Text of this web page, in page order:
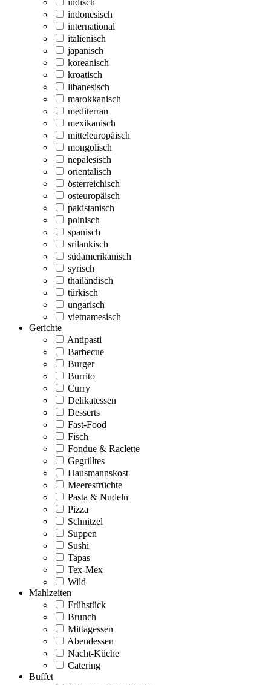
indonesisch
international
italienisch
japanisch
koreanisch
kroatisch
libanesisch
marokkanisch
mediterran
mexikanisch
mitteleuropäisch
mongolisch
nepalesisch
orientalisch
österreichisch
osteuropäisch
pakistanisch
polnisch
spanisch
srilankisch
südamerikanisch
syrisch
thailändisch
türkisch
ungarisch
vietnamesisch
Gerichte
Antipasti
Barbecue
Burger
Burrito
Curry
Delikatessen
Desserts
Fast-Food
Fisch
Fondue & Raclette
Gegrilltes
Hausmannskost
Meeresfrüchte
Pasta & Nudeln
Pizza
Schnitzel
Suppen
Sushi
Tapas
Tex-Mex
Wild
Mahlzeiten
Frühstück
Brunch
Mittagessen
Abendessen
Nacht-Küche
Catering
Buffet